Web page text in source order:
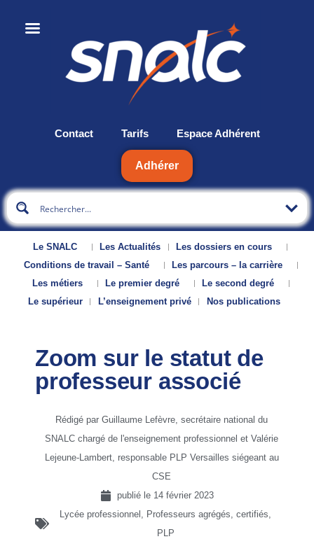
Contact Tarifs Espace Adhérent
Adhérer
Le SNALC Les Actualités
Les dossiers en cours
Conditions de travail – Santé
Les parcours – la carrière
Les métiers
Le premier degré
Le second degré
Le supérieur
L’enseignement privé Nos publications
Zoom sur le statut de
professeur associé
Rédigé par Guillaume Lefèvre, secrétaire national du
SNALC chargé de l'enseignement professionnel et Valérie
Lejeune-Lambert, responsable PLP Versailles siégeant au
CSE
publié le 14 février 2023
Lycée professionnel , Professeurs agrégés, certifiés,
PLP